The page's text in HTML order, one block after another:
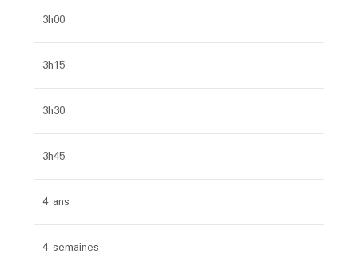
3h00
3h15
3h30
3h45
4 ans
4 semaines